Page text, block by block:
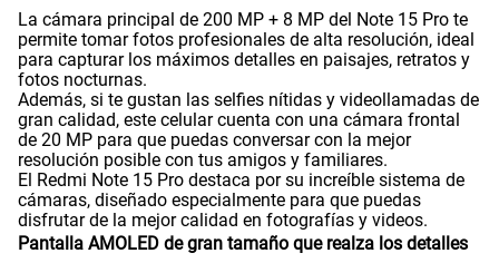
Peso 210 gr
Bluetooth Si
Cámara de fotos Principal 200Mpx+8 Mpx
La cámara principal de 200 MP + 8 MP del Note 15 Pro te
permite tomar fotos profesionales de alta resolución, ideal
para capturar los máximos detalles en paisajes, retratos y
fotos nocturnas.
Además, si te gustan las selfies nítidas y videollamadas de
gran calidad, este celular cuenta con una cámara frontal
de 20 MP para que puedas conversar con la mejor
resolución posible con tus amigos y familiares.
El Redmi Note 15 Pro destaca por su increíble sistema de
cámaras, diseñado especialmente para que puedas
disfrutar de la mejor calidad en fotografías y videos.
Pantalla AMOLED de gran tamaño que realza los detalles